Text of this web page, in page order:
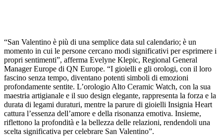
“San Valentino è più di una semplice data sul calendario; è un
momento in cui le persone cercano modi significativi per esprimere i
propri sentimenti”, afferma Evelyne Klepic, Regional General
Manager Europe di QN Europe. “I gioielli e gli orologi, con il loro
fascino senza tempo, diventano potenti simboli di emozioni
profondamente sentite. L’orologio Alto Ceramic Watch, con la sua
maestria artigianale e il suo design elegante, rappresenta la forza e la
durata di legami duraturi, mentre la parure di gioielli Insignia Heart
cattura l’essenza dell’amore e della risonanza emotiva. Insieme,
riflettono la profondità e la bellezza delle relazioni, rendendoli una
scelta significativa per celebrare San Valentino”.